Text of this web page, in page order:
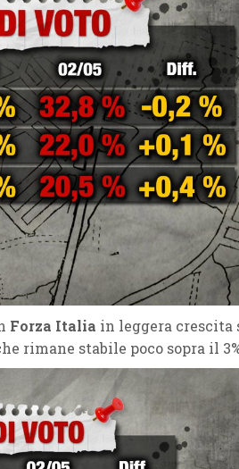
Forza Italia in leggera crescita
rimane stabile poco sopra il